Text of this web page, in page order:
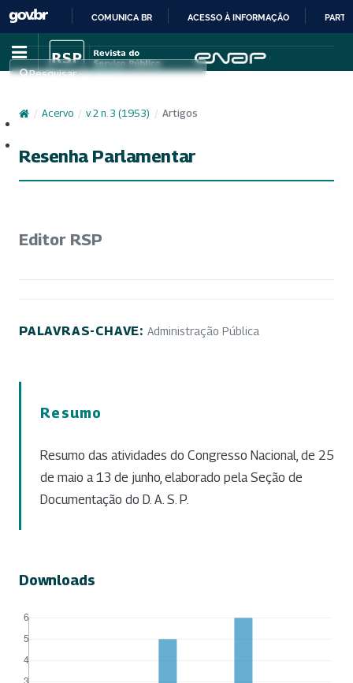
IR
PARA
CONTEÚDO
COMUNICA BR ACESSO À INFORMAÇÃO
Pesquisar
/ Acervo / v. 2 n. 3 (1953) / Artigos
Resenha Parlamentar
Editor RSP
PALAVRAS-CHAVE: Administração Pública
Resumo
Resumo das atividades do Congresso Nacional, de 25
de maio a 13 de junho, elaborado pela Seção de
Documentação do D. A. S. P.
Downloads